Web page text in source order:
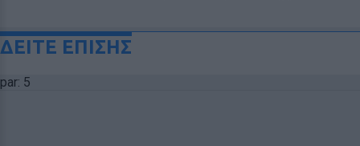
ΔΕΙΤΕ ΕΠΙΣΗΣ
par: 5